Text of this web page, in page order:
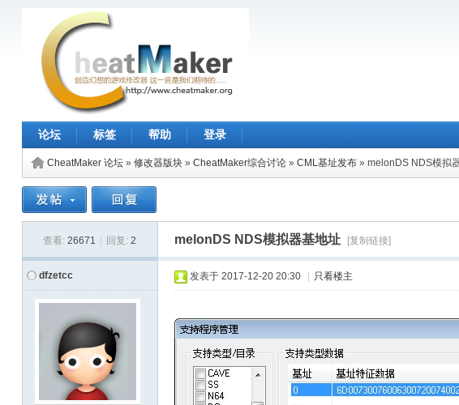
论坛 标签 帮助 登录
CheatMaker 论坛» 修改器版块» CheatMaker综合讨论» CML基址发布» melonDS NDS模拟
查看: 26671 回复: 2 melonDS NDS模拟器基地址 [复制链接]
dfzetcc 发表于 2017-12-20 20:30 只看楼主